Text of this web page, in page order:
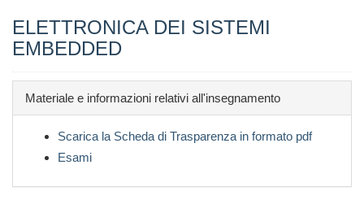
ELETTRONICA DEI SISTEMI
EMBEDDED
Materiale e informazioni relativi all'insegnamento
Scarica la Scheda di Trasparenza in formato pdf
Esami